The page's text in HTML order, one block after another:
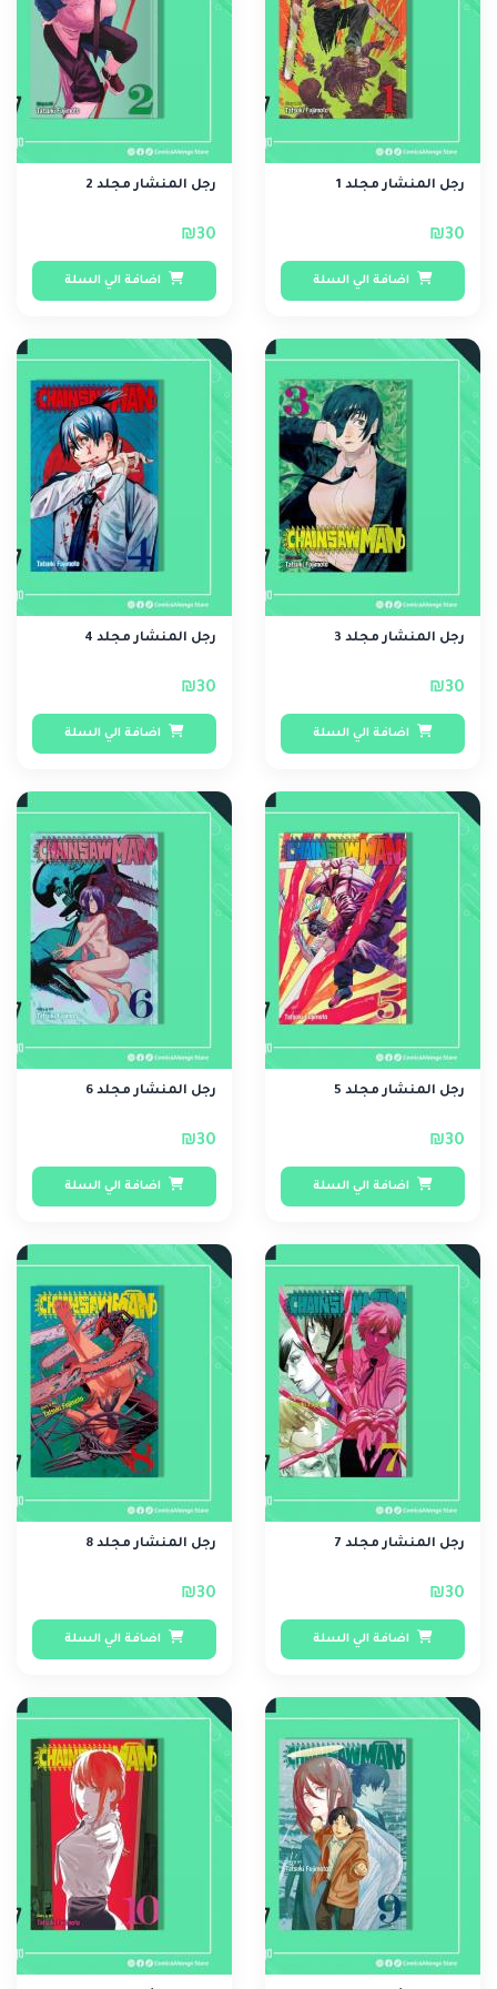
رجل المنشار مجلد 1
₪30
اضافة الي السلة
رجل المنشار مجلد 2
₪30
اضافة الي السلة
رجل المنشار مجلد 3
₪30
اضافة الي السلة
رجل المنشار مجلد 4
₪30
اضافة الي السلة
رجل المنشار مجلد 5
₪30
اضافة الي السلة
رجل المنشار مجلد 6
₪30
اضافة الي السلة
رجل المنشار مجلد 7
₪30
اضافة الي السلة
رجل المنشار مجلد 8
₪30
اضافة الي السلة